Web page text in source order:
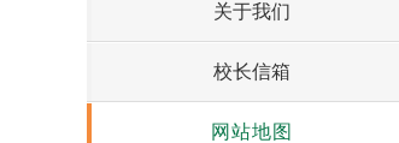
关于我们
校长信箱
网站地图